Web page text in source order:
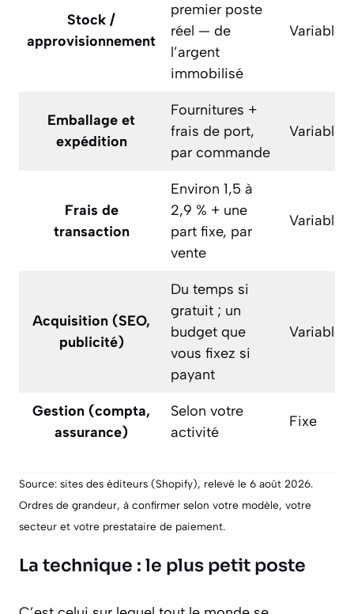
Stock /
approvisionnement
premier poste
réel — de
l’argent
immobilisé
Variable
Emballage et
expédition
Fournitures +
frais de port,
par commande
Variable
Frais de
transaction
Environ 1,5 à
2,9 % + une
part fixe, par
vente
Variable
Acquisition (SEO,
publicité)
Du temps si
gratuit ; un
budget que
vous fixez si
payant
Variable
Gestion (compta,
assurance)
Selon votre
activité
Fixe
Source: sites des éditeurs (Shopify), relevé le 6 août 2026.
Ordres de grandeur, à confirmer selon votre modèle, votre
secteur et votre prestataire de paiement.
La technique : le plus petit poste